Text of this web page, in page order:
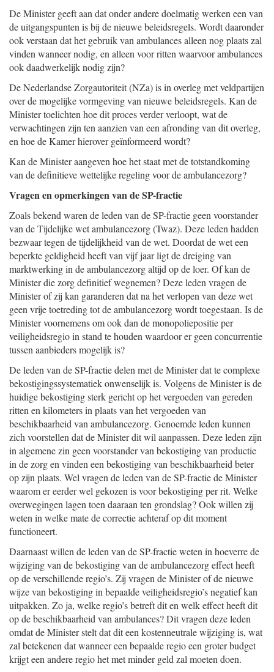
De Minister geeft aan dat onder andere doelmatig werken een van
de uitgangspunten is bij de nieuwe beleidsregels. Wordt daaronder
ook verstaan dat het gebruik van ambulances alleen nog plaats zal
vinden wanneer nodig, en alleen voor ritten waarvoor ambulances
ook daadwerkelijk nodig zijn?
De Nederlandse Zorgautoriteit (NZa) is in overleg met veldpartijen
over de mogelijke vormgeving van nieuwe beleidsregels. Kan de
Minister toelichten hoe dit proces verder verloopt, wat de
verwachtingen zijn ten aanzien van een afronding van dit overleg,
en hoe de Kamer hierover geïnformeerd wordt?
Kan de Minister aangeven hoe het staat met de totstandkoming
van de definitieve wettelijke regeling voor de ambulancezorg?
Vragen en opmerkingen van de SP-fractie
Zoals bekend waren de leden van de SP-fractie geen voorstander
van de Tijdelijke wet ambulancezorg (Twaz). Deze leden hadden
bezwaar tegen de tijdelijkheid van de wet. Doordat de wet een
beperkte geldigheid heeft van vijf jaar ligt de dreiging van
marktwerking in de ambulancezorg altijd op de loer. Of kan de
Minister die zorg definitief wegnemen? Deze leden vragen de
Minister of zij kan garanderen dat na het verlopen van deze wet
geen vrije toetreding tot de ambulancezorg wordt toegestaan. Is de
Minister voornemens om ook dan de monopoliepositie per
veiligheidsregio in stand te houden waardoor er geen concurrentie
tussen aanbieders mogelijk is?
De leden van de SP-fractie delen met de Minister dat te complexe
bekostigingssystematiek onwenselijk is. Volgens de Minister is de
huidige bekostiging sterk gericht op het vergoeden van gereden
ritten en kilometers in plaats van het vergoeden van
beschikbaarheid van ambulancezorg. Genoemde leden kunnen
zich voorstellen dat de Minister dit wil aanpassen. Deze leden zijn
in algemene zin geen voorstander van bekostiging van productie
in de zorg en vinden een bekostiging van beschikbaarheid beter
op zijn plaats. Wel vragen de leden van de SP-fractie de Minister
waarom er eerder wel gekozen is voor bekostiging per rit. Welke
overwegingen lagen toen daaraan ten grondslag? Ook willen zij
weten in welke mate de correctie achteraf op dit moment
functioneert.
Daarnaast willen de leden van de SP-fractie weten in hoeverre de
wijziging van de bekostiging van de ambulancezorg effect heeft
op de verschillende regio’s. Zij vragen de Minister of de nieuwe
wijze van bekostiging in bepaalde veiligheidsregio’s negatief kan
uitpakken. Zo ja, welke regio’s betreft dit en welk effect heeft dit
op de beschikbaarheid van ambulances? Dit vragen deze leden
omdat de Minister stelt dat dit een kostenneutrale wijziging is, wat
zal betekenen dat wanneer een bepaalde regio een groter budget
krijgt een andere regio het met minder geld zal moeten doen.